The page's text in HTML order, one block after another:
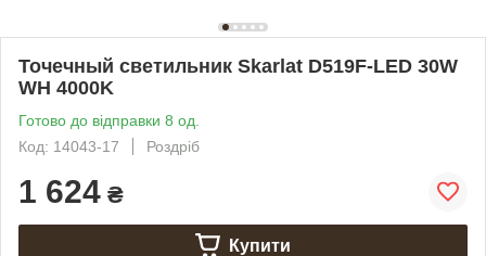
Точечный светильник Skarlat D519F-LED 30W
WH 4000K
Готово до відправки 8 од.
Код: 14043-17
Роздріб
1 624 ₴
Купити